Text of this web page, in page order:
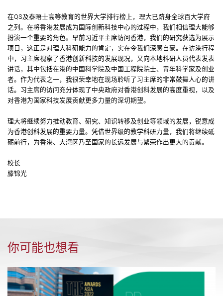
在QS及泰晤士高等教育的世界大学排行榜上，理大已跻身全球百大学府
之列。在将香港发展成为国际创新科技中心的过程中，我们相信理大能够
扮演一个重要的角色。早前习近平主席访问香港，我们的研究获选为展示
项目，这正是对理大科研能力的肯定，实在令我们深感自豪。在访港行程
中，习主席视察了香港创新科技的发展现况，又向本地科研人员代表发表
讲话，其中包括在港的中国科学院及中国工程院院士、青年科学家及创业
者。作为代表之一，我很荣幸地在现场聆听了习主席的非常鼓舞人心的讲
话。习主席的访问充分体现了中央政府对香港创科发展的高度重视，以及
对香港为国家科技发展贡献更多力量的深切期望。
理大将继续努力推动教育、研究、知识转移及创业等领域的发展，锐意成
为香港创科发展的重要力量。凭借世界级的教学科研力量，我们将继续砥
砺前行，为香港、大湾区乃至国家的长远发展与繁荣作出更大的贡献。
校长
滕锦光
你可能也想看